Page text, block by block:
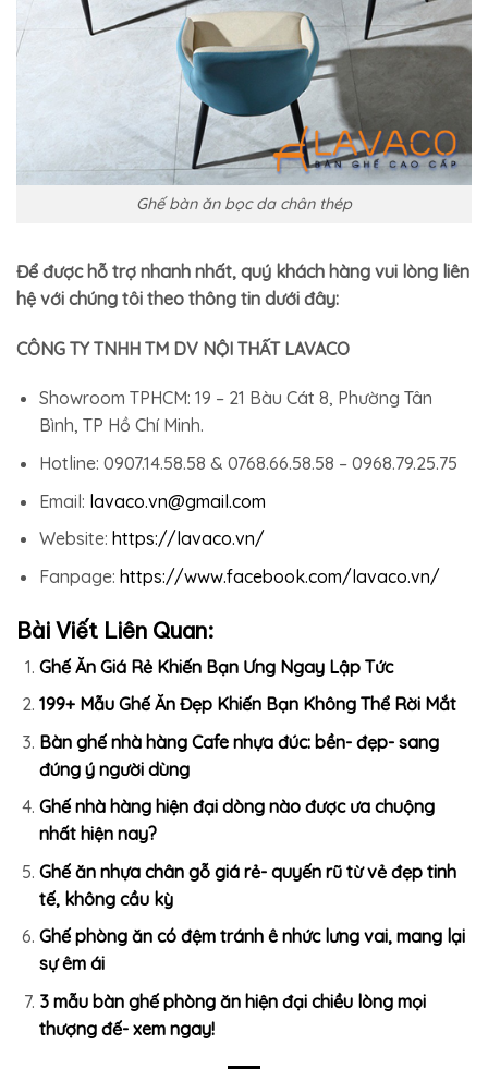
Ghế bàn ăn bọc da chân thép
Để được hỗ trợ nhanh nhất, quý khách hàng vui lòng liên
hệ với chúng tôi theo thông tin dưới đây:
CÔNG TY TNHH TM DV NỘI THẤT LAVACO
Showroom TPHCM: 19 – 21 Bàu Cát 8, Phường Tân
Bình, TP Hồ Chí Minh.
Hotline: 0907.14.58.58 & 0768.66.58.58 – 0968.79.25.75
Email: lavaco.vn@gmail.com
Website: https://lavaco.vn/
Fanpage: https://www.facebook.com/lavaco.vn/
Bài Viết Liên Quan:
Ghế Ăn Giá Rẻ Khiến Bạn Ưng Ngay Lập Tức
199+ Mẫu Ghế Ăn Đẹp Khiến Bạn Không Thể Rời Mắt
Bàn ghế nhà hàng Cafe nhựa đúc: bền- đẹp- sang
đúng ý người dùng
Ghế nhà hàng hiện đại dòng nào được ưa chuộng
nhất hiện nay?
Ghế ăn nhựa chân gỗ giá rẻ- quyến rũ từ vẻ đẹp tinh
tế, không cầu kỳ
Ghế phòng ăn có đệm tránh ê nhức lưng vai, mang lại
sự êm ái
3 mẫu bàn ghế phòng ăn hiện đại chiều lòng mọi
thượng đế- xem ngay!